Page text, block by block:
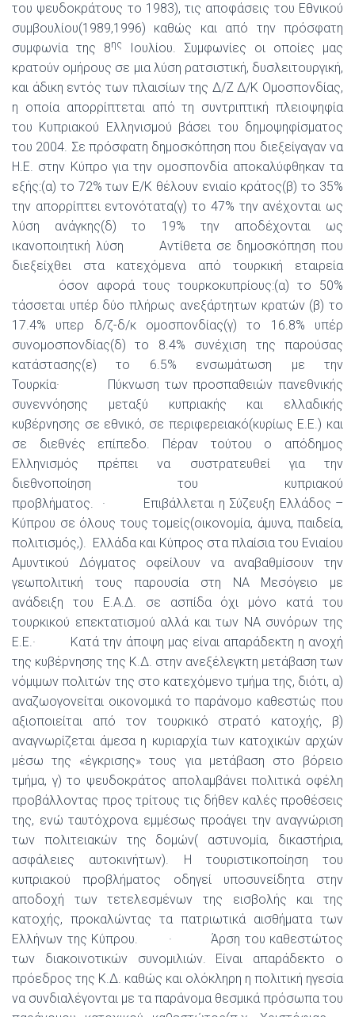
του ψευδοκράτους το 1983), τις αποφάσεις του Εθνικού
συμβουλίου(1989,1996) καθώς και από την πρόσφατη
συμφωνία της 8ης
Ιουλίου. Συμφωνίες οι οποίες μας
κρατούν ομήρους σε μια λύση ρατσιστική, δυσλειτουργική,
και άδικη εντός των πλαισίων της Δ/Ζ Δ/Κ Ομοσπονδίας,
η οποία απορρίπτεται από τη συντριπτική πλειοψηφία
του Κυπριακού Ελληνισμού βάσει του δημοψηφίσματος
του 2004. Σε πρόσφατη δημοσκόπηση που διεξείγαγαν να
Η.Ε. στην Κύπρο για την ομοσπονδία αποκαλύφθηκαν τα
εξής:(α) το 72% των Ε/Κ θέλουν ενιαίο κράτος(β) το 35%
την απορρίπτει εντονότατα(γ) το 47% την ανέχονται ως
λύση ανάγκης(δ) το 19% την αποδέχονται ως
ικανοποιητική λύση Αντίθετα σε δημοσκόπηση που
διεξείχθει στα κατεχόμενα από τουρκική εταιρεία
όσον αφορά τους τουρκοκυπρίους:(α) το 50%
τάσσεται υπέρ δύο πλήρως ανεξάρτητων κρατών (β) το
17.4% υπερ δ/ζ-δ/κ ομοσπονδίας(γ) το 16.8% υπέρ
συνομοσπονδίας(δ) το 8.4% συνέχιση της παρούσας
κατάστασης(ε) το 6.5% ενσωμάτωση με την
Τουρκία· Πύκνωση των προσπαθειών πανεθνικής
συνεννόησης μεταξύ κυπριακής και ελλαδικής
κυβέρνησης σε εθνικό, σε περιφερειακό(κυρίως Ε.Ε.) και
σε διεθνές επίπεδο. Πέραν τούτου ο απόδημος
Ελληνισμός πρέπει να συστρατευθεί για την
διεθνοποίηση του κυπριακού
προβλήματος. · Επιβάλλεται η Σύζευξη Ελλάδος –
Κύπρου σε όλους τους τομείς(οικονομία, άμυνα, παιδεία,
πολιτισμός,). Ελλάδα και Κύπρος στα πλαίσια του Ενιαίου
Αμυντικού Δόγματος οφείλουν να αναβαθμίσουν την
γεωπολιτική τους παρουσία στη ΝΑ Μεσόγειο με
ανάδειξη του Ε.Α.Δ. σε ασπίδα όχι μόνο κατά του
τουρκικού επεκτατισμού αλλά και των ΝΑ συνόρων της
Ε.Ε.· Κατά την άποψη μας είναι απαράδεκτη η ανοχή
της κυβέρνησης της Κ.Δ. στην ανεξέλεγκτη μετάβαση των
νόμιμων πολιτών της στο κατεχόμενο τμήμα της, διότι, α)
αναζωογονείται οικονομικά το παράνομο καθεστώς που
αξιοποιείται από τον τουρκικό στρατό κατοχής, β)
αναγνωρίζεται άμεσα η κυριαρχία των κατοχικών αρχών
μέσω της «έγκρισης» τους για μετάβαση στο βόρειο
τμήμα, γ) το ψευδοκράτος απολαμβάνει πολιτικά οφέλη
προβάλλοντας προς τρίτους τις δήθεν καλές προθέσεις
της, ενώ ταυτόχρονα εμμέσως προάγει την αναγνώριση
των πολιτειακών της δομών( αστυνομία, δικαστήρια,
ασφάλειες αυτοκινήτων). Η τουριστικοποίηση του
κυπριακού προβλήματος οδηγεί υποσυνείδητα στην
αποδοχή των τετελεσμένων της εισβολής και της
κατοχής, προκαλώντας τα πατριωτικά αισθήματα των
Ελλήνων της Κύπρου. · Άρση του καθεστώτος
των διακοινοτικών συνομιλιών. Είναι απαράδεκτο ο
πρόεδρος της Κ.Δ. καθώς και ολόκληρη η πολιτική ηγεσία
να συνδιαλέγονται με τα παράνομα θεσμικά πρόσωπα του